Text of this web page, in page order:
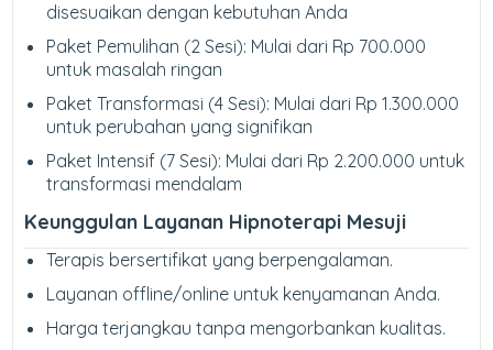
disesuaikan dengan kebutuhan Anda
Paket Pemulihan (2 Sesi): Mulai dari Rp 700.000
untuk masalah ringan
Paket Transformasi (4 Sesi): Mulai dari Rp 1.300.000
untuk perubahan yang signifikan
Paket Intensif (7 Sesi): Mulai dari Rp 2.200.000 untuk
transformasi mendalam
Keunggulan Layanan Hipnoterapi Mesuji
Terapis bersertifikat yang berpengalaman.
Layanan offline/online untuk kenyamanan Anda.
Harga terjangkau tanpa mengorbankan kualitas.